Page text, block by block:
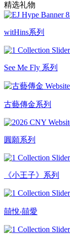
精选礼物
witHins系列
See Me Fly 系列
古藝傳金系列
圓願系列
《小王子》系列
囍悅‧囍愛